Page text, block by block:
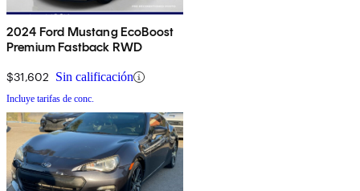
2024 Ford Mustang EcoBoost
Premium Fastback RWD
$31,602 Sin calificación
Incluye tarifas de conc.